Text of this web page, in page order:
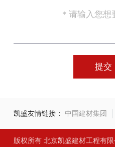
提交
凯盛友情链接： 中国建材集团
版权所有 北京凯盛建材工程有限